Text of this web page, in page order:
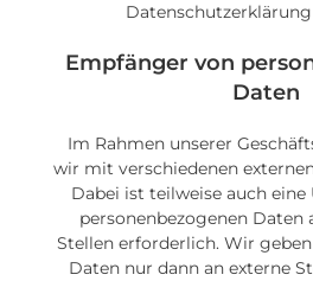
Empfänger von
Daten
Im Rahmen unserer
wir mit verschiedenen
Dabei ist teilweise auch
personenbezogenen Daten
Stellen erforderlich. Wir
Daten nur dann an externe